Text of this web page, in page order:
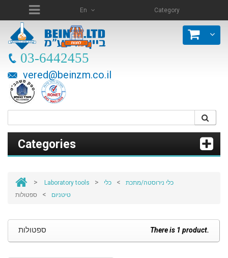
En Category
03-6442455
vered@beinzm.co.il
Categories
> Laboratory tools > כלי נירוסטה/מתכת >
כלי
טיטניום
> ספטולות
ספטולות There is 1 product.